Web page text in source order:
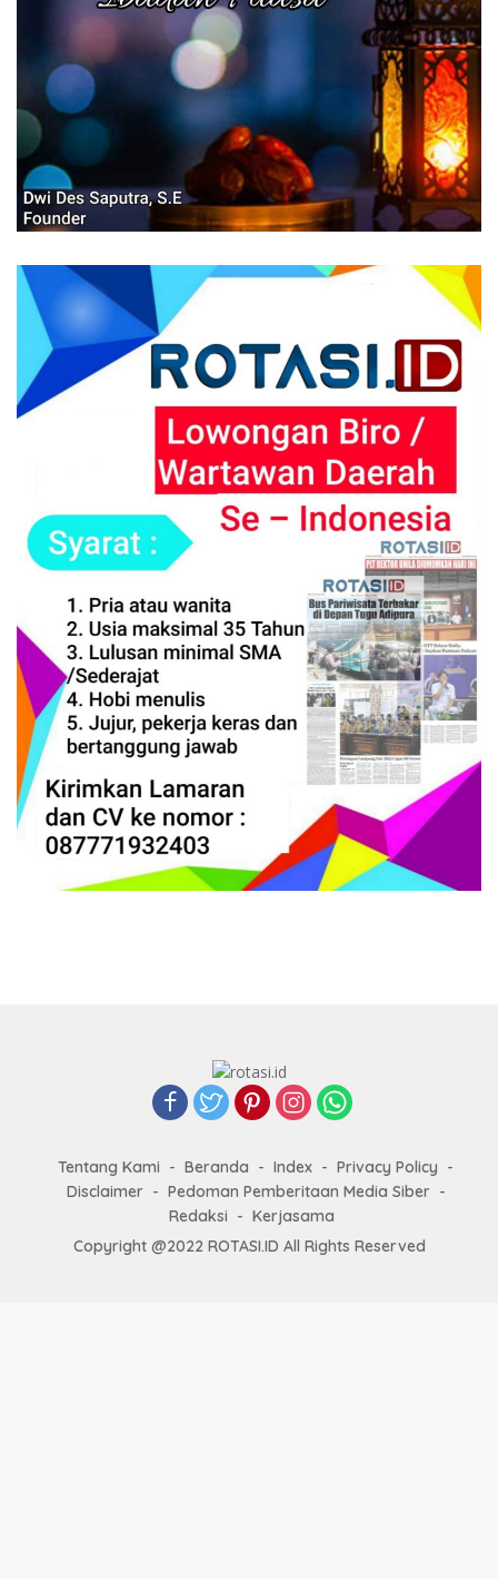
Tentang Kami Beranda Index
Privacy Policy
Disclaimer
Pedoman Pemberitaan Media Siber
Redaksi
Kerjasama
Copyright @2022 ROTASI.ID All Rights Reserved